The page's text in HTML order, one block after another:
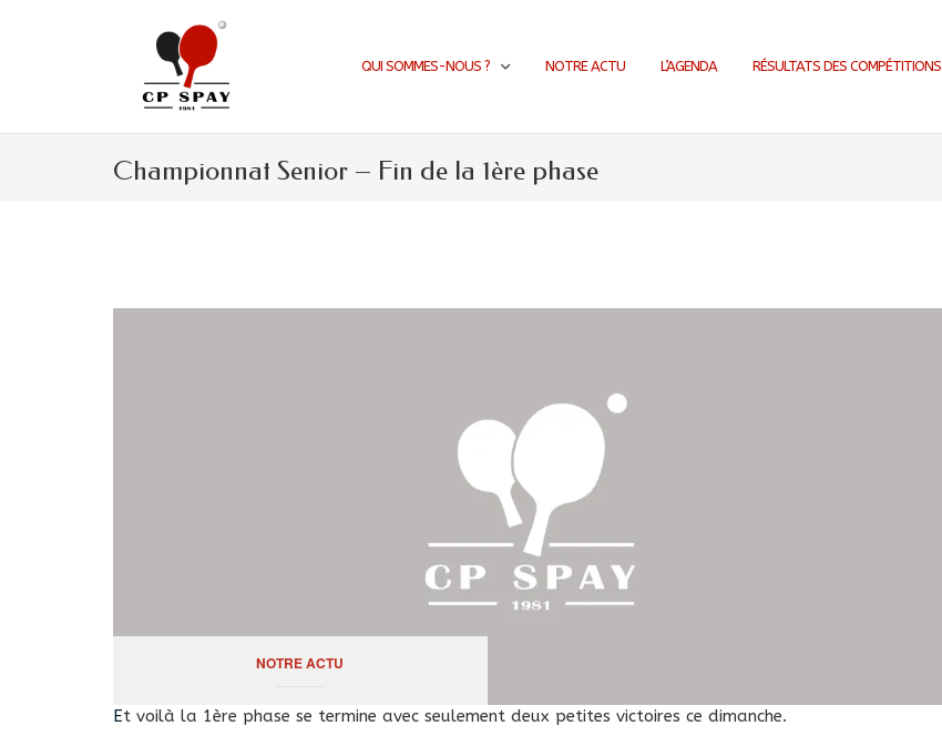
QUI SOMMES-NOUS ? NOTRE ACTU L’AGENDA RÉSULTATS DES COMPÉTITIONS
Championnat Senior – Fin de la 1ère phase
NOTRE ACTU
Et voilà la 1ère phase se termine avec seulement deux petites victoires ce dimanche.